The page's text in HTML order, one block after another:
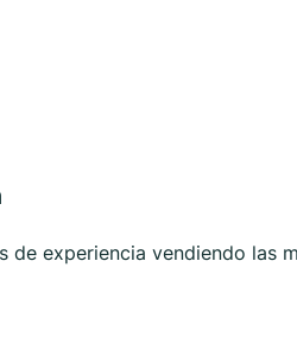
de experiencia vendiendo las